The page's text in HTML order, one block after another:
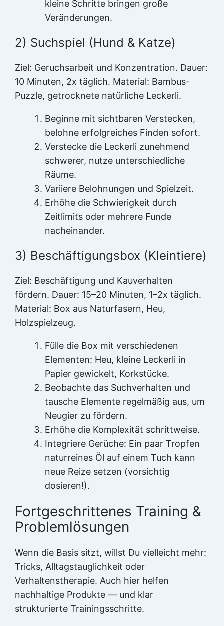
kleine Schritte bringen große
Veränderungen.
2) Suchspiel (Hund & Katze)
Ziel: Geruchsarbeit und Konzentration. Dauer:
10 Minuten, 2x täglich. Material: Bambus-
Puzzle, getrocknete natürliche Leckerli.
Beginne mit sichtbaren Verstecken,
belohne erfolgreiches Finden sofort.
Verstecke die Leckerli zunehmend
schwerer, nutze unterschiedliche
Räume.
Variiere Belohnungen und Spielzeit.
Erhöhe die Schwierigkeit durch
Zeitlimits oder mehrere Funde
nacheinander.
3) Beschäftigungsbox (Kleintiere)
Ziel: Beschäftigung und Kauverhalten
fördern. Dauer: 15–20 Minuten, 1–2x täglich.
Material: Box aus Naturfasern, Heu,
Holzspielzeug.
Fülle die Box mit verschiedenen
Elementen: Heu, kleine Leckerli in
Papier gewickelt, Korkstücke.
Beobachte das Suchverhalten und
tausche Elemente regelmäßig aus, um
Neugier zu fördern.
Erhöhe die Komplexität schrittweise.
Integriere Gerüche: Ein paar Tropfen
naturreines Öl auf einem Tuch kann
neue Reize setzen (vorsichtig
dosieren!).
Fortgeschrittenes Training &
Problemlösungen
Wenn die Basis sitzt, willst Du vielleicht mehr:
Tricks, Alltagstauglichkeit oder
Verhaltenstherapie. Auch hier helfen
nachhaltige Produkte — und klar
strukturierte Trainingsschritte.